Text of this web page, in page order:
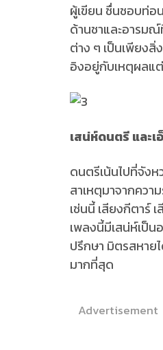
ผู้เขียน ชื่นชอบท่อ
ด้านชาและอารม
ต่าง ๆ เป็นเพียงสิ่
อิงอยู่กับเหตุผลแ
เสน่ห์ดนตรี และเ
ดนตรีเน้นไปที่จัง
สาเหตุมาจากควา
เช่นนี้ เสียงกีตาร์
เพลงนี้มีเสน่ห์เป็น
ปรึกษา มิตรสหาย
มากที่สุด
Advertisement